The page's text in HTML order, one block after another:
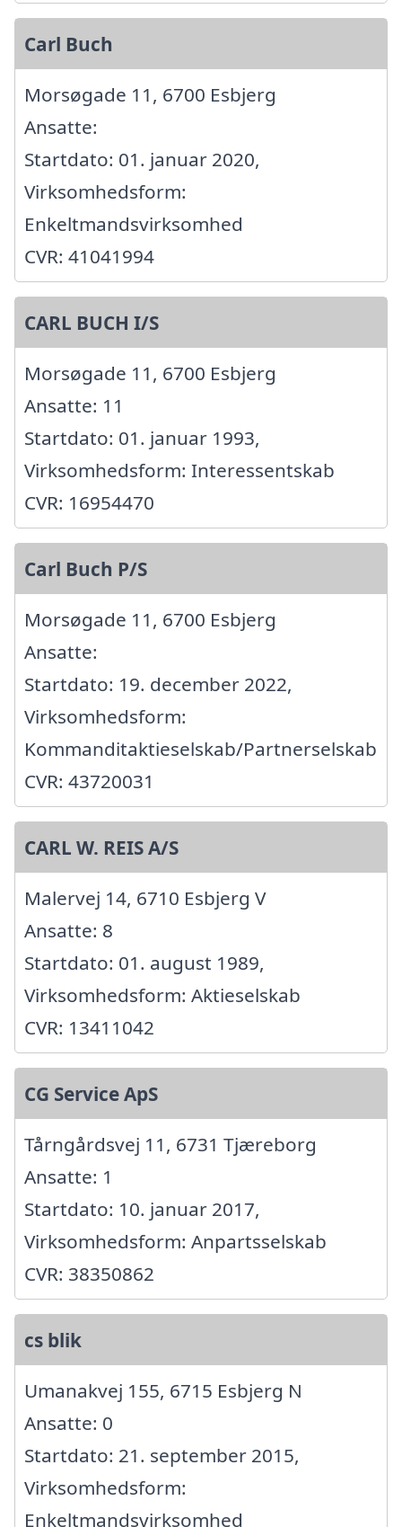
Carl Buch
Morsøgade 11, 6700 Esbjerg
Ansatte:
Startdato: 01. januar 2020,
Virksomhedsform:
Enkeltmandsvirksomhed
CVR: 41041994
CARL BUCH I/S
Morsøgade 11, 6700 Esbjerg
Ansatte: 11
Startdato: 01. januar 1993,
Virksomhedsform: Interessentskab
CVR: 16954470
Carl Buch P/S
Morsøgade 11, 6700 Esbjerg
Ansatte:
Startdato: 19. december 2022,
Virksomhedsform:
Kommanditaktieselskab/Partnerselskab
CVR: 43720031
CARL W. REIS A/S
Malervej 14, 6710 Esbjerg V
Ansatte: 8
Startdato: 01. august 1989,
Virksomhedsform: Aktieselskab
CVR: 13411042
CG Service ApS
Tårngårdsvej 11, 6731 Tjæreborg
Ansatte: 1
Startdato: 10. januar 2017,
Virksomhedsform: Anpartsselskab
CVR: 38350862
cs blik
Umanakvej 155, 6715 Esbjerg N
Ansatte: 0
Startdato: 21. september 2015,
Virksomhedsform:
Enkeltmandsvirksomhed